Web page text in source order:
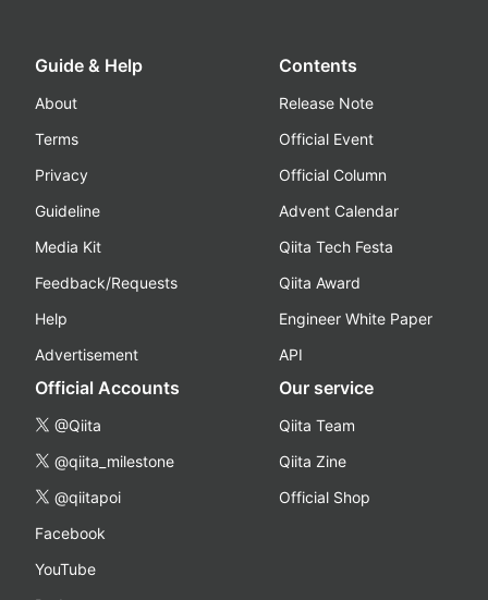
Guide & Help
About
Terms
Privacy
Guideline
Media Kit
Feedback/Requests
Help
Advertisement
Contents
Release Note
Official Event
Official Column
Advent Calendar
Qiita Tech Festa
Qiita Award
Engineer White Paper
API
Official Accounts
@Qiita
@qiita_milestone
@qiitapoi
Facebook
YouTube
Our service
Qiita Team
Qiita Zine
Official Shop